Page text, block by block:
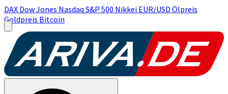
DAX Dow Jones Nasdaq S&P 500 Nikkei EUR/USD Ölpreis
Goldpreis Bitcoin